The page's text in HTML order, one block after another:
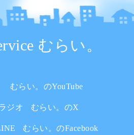
むらい。
むらい。のYouTube
ジオ むらい。のX
むらい。のFacebook